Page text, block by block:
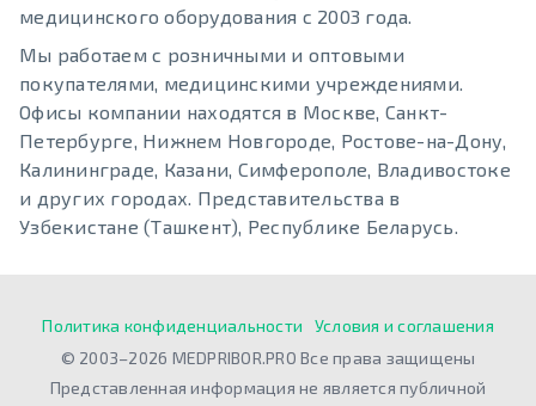
медицинского оборудования с 2003 года.
Мы работаем с розничными и оптовыми
покупателями, медицинскими учреждениями.
Офисы компании находятся в Москве, Санкт-
Петербурге, Нижнем Новгороде, Ростове-на-Дону,
Калининграде, Казани, Симферополе, Владивостоке
и других городах. Представительства в
Узбекистане (Ташкент), Республике Беларусь.
Политика конфиденциальности
Условия и соглашения
© 2003–2026 MEDPRIBOR.PRO Все права защищены
Представленная информация не является публичной